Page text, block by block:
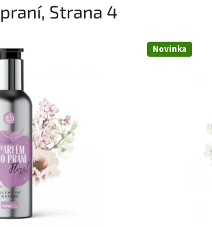
, Strana 4
Novinka